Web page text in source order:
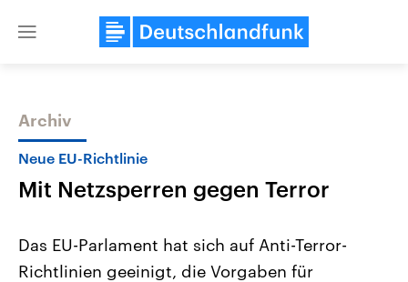
Close
Themen
Archiv
Neue EU-Richtlinie
Mit Netzsperren gegen Terror
Das EU-Parlament hat sich auf Anti-Terror-
Richtlinien geeinigt, die Vorgaben für